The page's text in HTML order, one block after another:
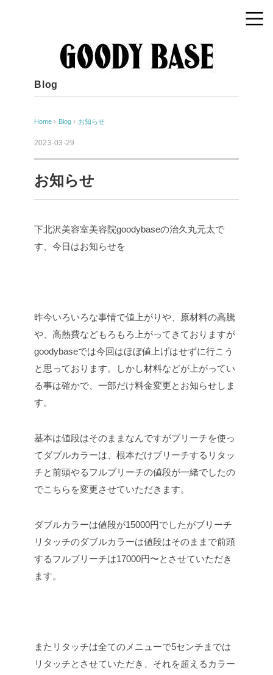
Blog
Home › Blog › お知らせ
2023-03-29
お知らせ
下北沢美容室美容院goodybaseの治久丸元太で
す、今日はお知らせを
昨今いろいろな事情で値上がりや、原材料の高騰
や、高熱費などもろもろ上がってきておりますが
goodybaseでは今回はほぼ値上げはせずに行こう
と思っております。しかし材料などが上がってい
る事は確かで、一部だけ料金変更とお知らせしま
す。
基本は値段はそのままなんですがブリーチを使っ
てダブルカラーは、根本だけブリーチするリタッ
チと前頭やるフルブリーチの値段が一緒でしたの
でこちらを変更させていただきます。
ダブルカラーは値段が15000円でしたがブリーチ
リタッチのダブルカラーは値段はそのままで前頭
するフルブリーチは17000円〜とさせていただき
ます。
またリタッチは全てのメニューで5センチまでは
リタッチとさせていただき、それを超えるカラー